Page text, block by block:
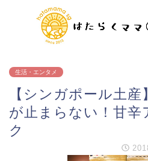
生活・エンタメ
【シンガポール土
が止まらない！甘辛
ク